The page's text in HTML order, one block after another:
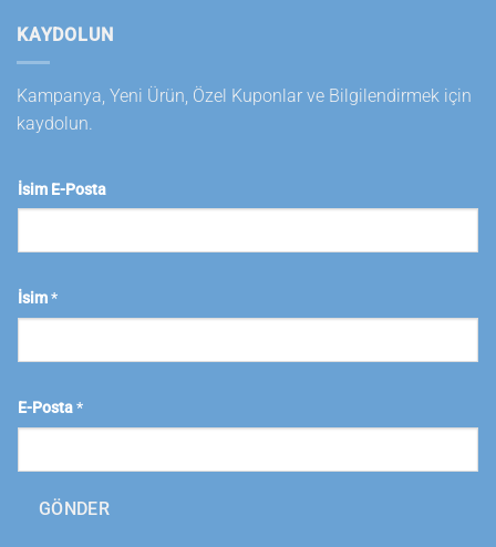
KAYDOLUN
Kampanya, Yeni Ürün, Özel Kuponlar ve Bilgilendirmek için
kaydolun.
İsim E-Posta
İsim*
E-Posta*
GÖNDER